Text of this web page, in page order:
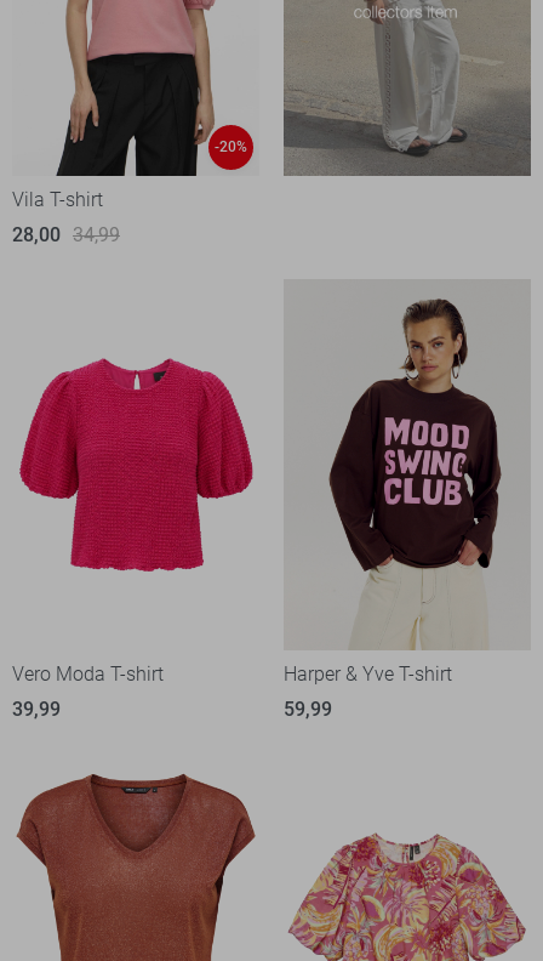
-20%
Vila T-shirt
28,00 34,99
Vero Moda T-shirt
39,99
Harper & Yve T-shirt
59,99